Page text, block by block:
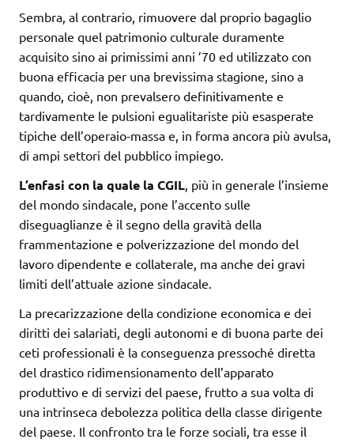
Sembra, al contrario, rimuovere dal proprio bagaglio
personale quel patrimonio culturale duramente
acquisito sino ai primissimi anni ’70 ed utilizzato con
buona efficacia per una brevissima stagione, sino a
quando, cioè, non prevalsero definitivamente e
tardivamente le pulsioni egualitariste più esasperate
tipiche dell’operaio-massa e, in forma ancora più avulsa,
di ampi settori del pubblico impiego.
L’enfasi con la quale la CGIL, più in generale l’insieme
del mondo sindacale, pone l’accento sulle
diseguaglianze è il segno della gravità della
frammentazione e polverizzazione del mondo del
lavoro dipendente e collaterale, ma anche dei gravi
limiti dell’attuale azione sindacale.
La precarizzazione della condizione economica e dei
diritti dei salariati, degli autonomi e di buona parte dei
ceti professionali è la conseguenza pressoché diretta
del drastico ridimensionamento dell’apparato
produttivo e di servizi del paese, frutto a sua volta di
una intrinseca debolezza politica della classe dirigente
del paese. Il confronto tra le forze sociali, tra esse il